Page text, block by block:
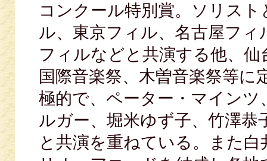
コンクール特別賞。ソリス
ル、東京フィル、名古屋フ
フィルなどと共演する他、
国際音楽祭、木曽音楽祭等
極的で、ペーター・マイン
ルガー、堀米ゆず子、竹澤恭
と共演を重ねている。また